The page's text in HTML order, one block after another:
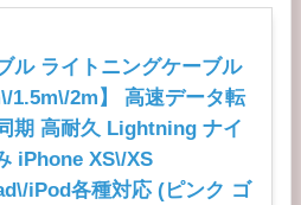
ル ライトニングケーブル
1.5m\/2m】 高速データ転
期 高耐久 Lightning ナイ
iPhone XS\/XS
iPod各種対応 (ピンク ゴ